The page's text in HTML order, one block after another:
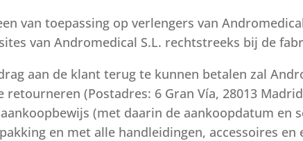
van toepassing op verlengers van
van Andromedical S.L. rechtstreeks bij de
aan de klant terug te kunnen betalen zal
retourneren (Postadres: 6 Gran Vía, 28013
(met daarin de aankoopdatum en
en met alle handleidingen, accessoires